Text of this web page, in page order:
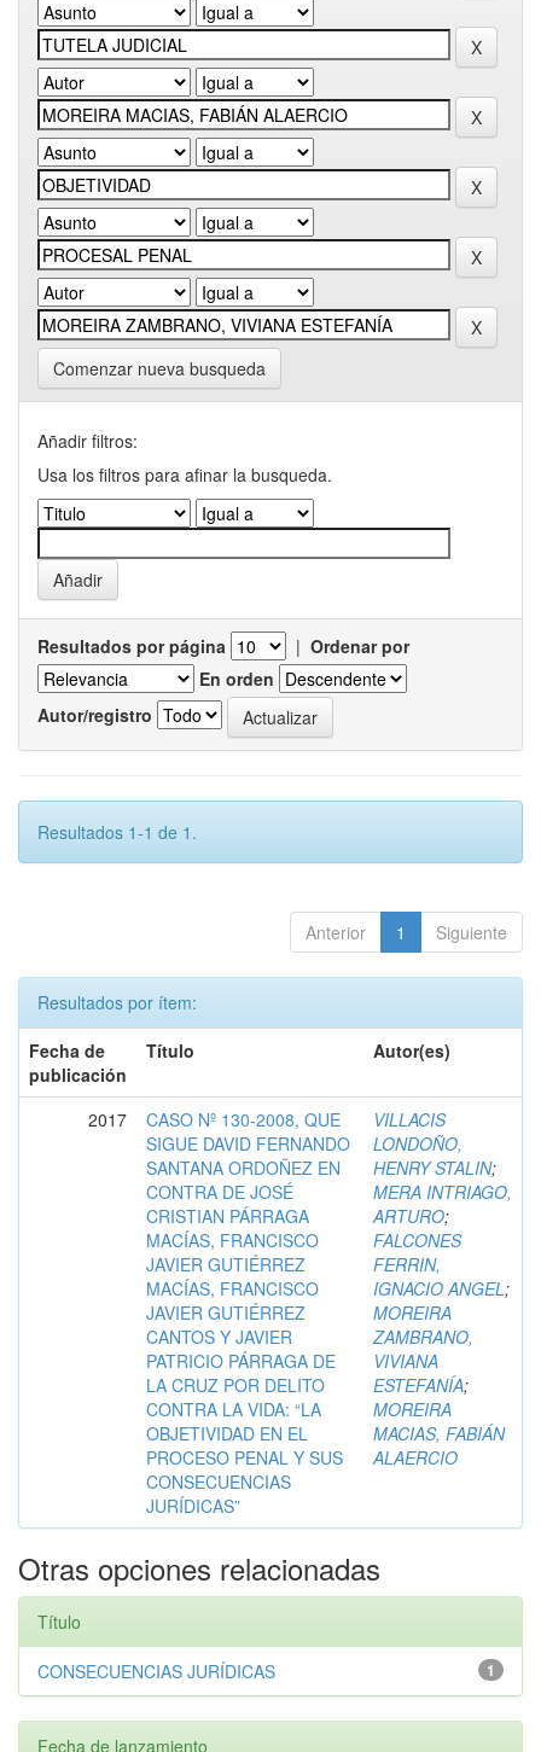
Comenzar nueva busqueda
Añadir filtros:
Usa los filtros para afinar la busqueda.
Resultados por página | Ordenar por
En orden
Autor/registro
Resultados 1-1 de 1.
Anterior 1 Siguiente
Resultados por ítem:
Fecha de
publicación
Título Autor(es)
2017
CASO Nº 130-2008, QUE
SIGUE DAVID FERNANDO
SANTANA ORDOÑEZ EN
CONTRA DE JOSÉ
CRISTIAN PÁRRAGA
MACÍAS, FRANCISCO
JAVIER GUTIÉRREZ
MACÍAS, FRANCISCO
JAVIER GUTIÉRREZ
CANTOS Y JAVIER
PATRICIO PÁRRAGA DE
LA CRUZ POR DELITO
CONTRA LA VIDA: “LA
OBJETIVIDAD EN EL
PROCESO PENAL Y SUS
CONSECUENCIAS
JURÍDICAS”
VILLACIS
LONDOÑO,
HENRY STALIN;
MERA INTRIAGO,
ARTURO;
FALCONES
FERRIN,
IGNACIO ANGEL;
MOREIRA
ZAMBRANO,
VIVIANA
ESTEFANÍA;
MOREIRA
MACIAS, FABIÁN
ALAERCIO
Otras opciones relacionadas
Título
1
CONSECUENCIAS JURÍDICAS
Fecha de lanzamiento